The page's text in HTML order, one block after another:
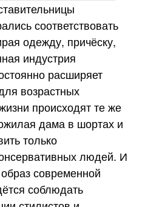
соответствовать
одежду, причёску,
индустрия
расширяет
возрастных
происходят те же
дама в шортах и
только
людей. И
современной
соблюдать